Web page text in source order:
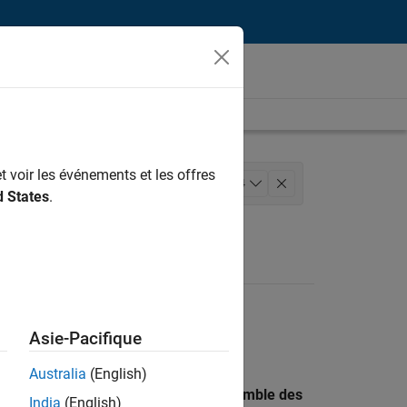
et architecture 4
par lieu pour trouver l’ensemble des
voir les événements et les offres
States.
Asie-Pacifique
Australia (English)
India (English)